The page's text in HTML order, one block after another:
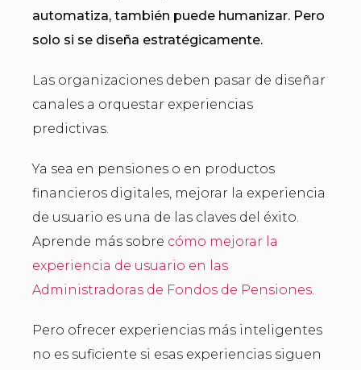
automatiza, también puede humanizar. Pero
solo si se diseña estratégicamente.
Las organizaciones deben pasar de diseñar
canales a orquestar experiencias
predictivas.
Ya sea en pensiones o en productos
financieros digitales, mejorar la experiencia
de usuario es una de las claves del éxito.
Aprende más sobre cómo mejorar la
experiencia de usuario en las
Administradoras de Fondos de Pensiones.
Pero ofrecer experiencias más inteligentes
no es suficiente si esas experiencias siguen